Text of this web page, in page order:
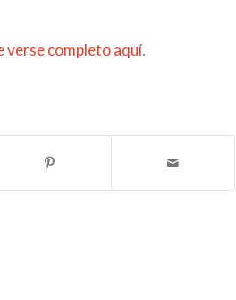
verse completo aquí.